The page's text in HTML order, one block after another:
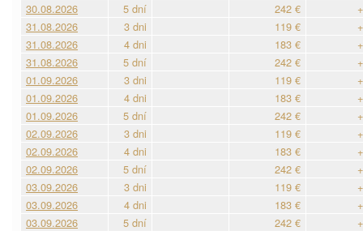
30.08.2026
5 dní 242 €
31.08.2026
3 dni 119 €
31.08.2026
4 dni 183 €
31.08.2026
5 dní 242 €
01.09.2026
3 dni 119 €
01.09.2026
4 dni 183 €
01.09.2026
5 dní 242 €
02.09.2026
3 dni 119 €
02.09.2026
4 dni 183 €
02.09.2026
5 dní 242 €
03.09.2026
3 dni 119 €
03.09.2026
4 dni 183 €
03.09.2026
5 dní 242 €